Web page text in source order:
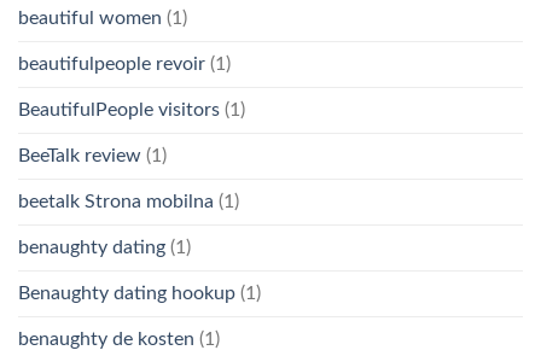
beautiful women (1)
beautifulpeople revoir (1)
BeautifulPeople visitors (1)
BeeTalk review (1)
beetalk Strona mobilna (1)
benaughty dating (1)
Benaughty dating hookup (1)
benaughty de kosten (1)